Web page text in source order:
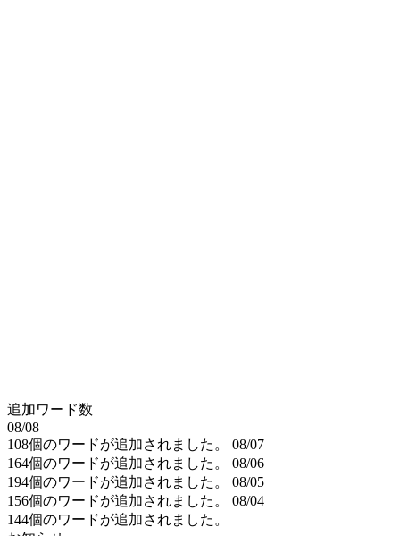
追加ワード数
08/08
108個のワードが追加されました。
08/07
164個のワードが追加されました。
08/06
194個のワードが追加されました。
08/05
156個のワードが追加されました。
08/04
144個のワードが追加されました。